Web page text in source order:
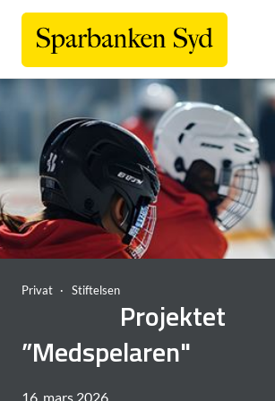
Privat Stiftelsen
Projektet
”Medspelaren"
16. mars 2026